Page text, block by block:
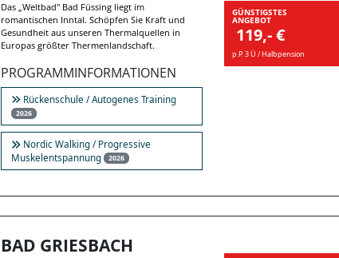
Das „Weltbad" Bad Füssing liegt im
romantischen Inntal. Schöpfen Sie Kraft und
Gesundheit aus unseren Thermalquellen in
Europas größter Thermenlandschaft.
PROGRAMMINFORMATIONEN
Rückenschule / Autogenes Training
2026
Nordic Walking / Progressive
Muskelentspannung 2026
GÜNSTIGSTES
ANGEBOT
119,- €
p.P. 3 Ü / Halbpension
BAD GRIESBACH